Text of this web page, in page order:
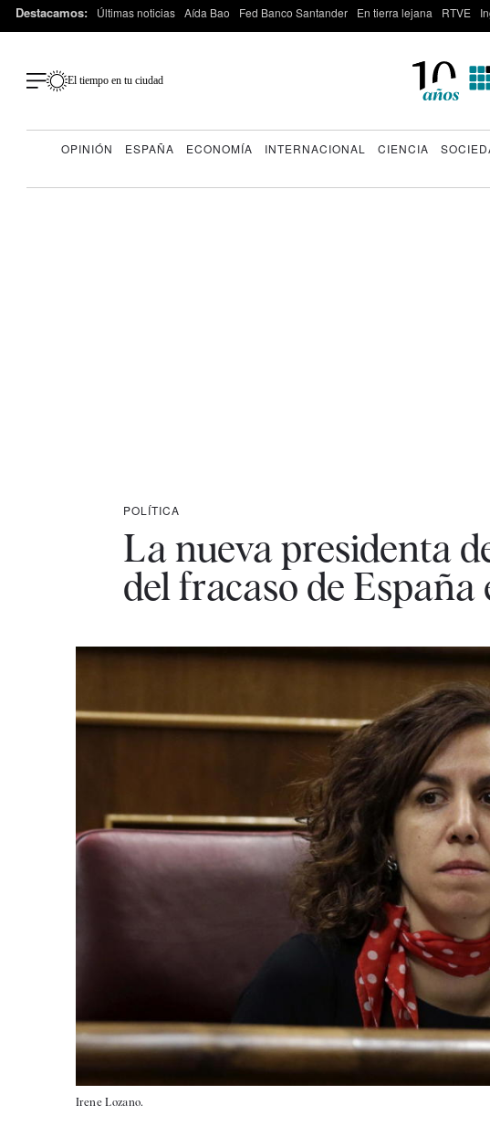
Destacamos: Últimas noticias Aída Bao Fed Banco Santander En tierra lejana RTVE
El tiempo en tu ciudad
OPINIÓN ESPAÑA ECONOMÍA INTERNACIONAL CIENCIA
POLÍTICA
La nueva presidenta
del fracaso de
Irene Lozano.